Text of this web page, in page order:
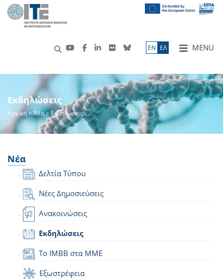
MENU
ΕN ΕΛ
Εκδηλώσεις
Αρχική>Νέα> Εκδηλώσεις
Νέα
Δελτία Τύπου
Νέες Δημοσιεύσεις
Ανακοινώσεις
Εκδηλώσεις
Το IMBB στα ΜΜΕ
Εξωστρέφεια